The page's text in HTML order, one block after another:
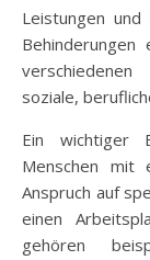
Leistungen
soziale,
Ein wichtiger
Menschen mit
Anspruch auf
einen
gehören